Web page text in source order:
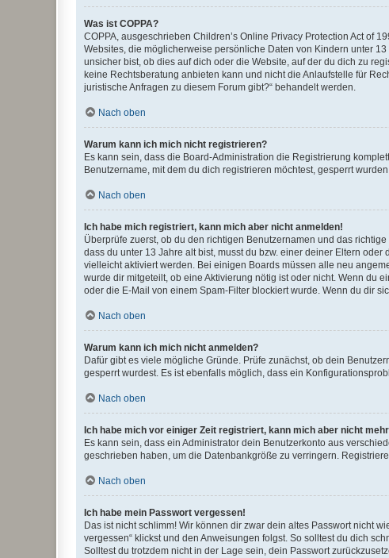
Was ist COPPA?
COPPA, ausgeschrieben Children’s Online Privacy Protection Act of
Websites, die möglicherweise persönliche Daten von Kindern unter
unsicher bist, ob dies auf dich oder die Website, auf der du dich zu
keine Rechtsberatung anbieten kann und nicht die Anlaufstelle für
juristische Anfragen zu diesem Forum gibt?“ behandelt werden.
Nach oben
Warum kann ich mich nicht registrieren?
Es kann sein, dass die Board-Administration die Registrierung
Benutzername, mit dem du dich registrieren möchtest, gesperrt
Nach oben
Ich habe mich registriert, kann mich aber nicht anmelden!
Überprüfe zuerst, ob du den richtigen Benutzernamen und das
dass du unter 13 Jahre alt bist, musst du bzw. einer deiner Eltern
vielleicht aktiviert werden. Bei einigen Boards müssen alle neu
wurde dir mitgeteilt, ob eine Aktivierung nötig ist oder nicht. Wenn du
oder die E-Mail von einem Spam-Filter blockiert wurde. Wenn du dir
Nach oben
Warum kann ich mich nicht anmelden?
Dafür gibt es viele mögliche Gründe. Prüfe zunächst, ob dein
gesperrt wurdest. Es ist ebenfalls möglich, dass ein
Nach oben
Ich habe mich vor einiger Zeit registriert, kann mich aber nicht
Es kann sein, dass ein Administrator dein Benutzerkonto aus
geschrieben haben, um die Datenbankgröße zu verringern.
Nach oben
Ich habe mein Passwort vergessen!
Das ist nicht schlimm! Wir können dir zwar dein altes Passwort nicht
vergessen“ klickst und den Anweisungen folgst. So solltest du dich
Solltest du trotzdem nicht in der Lage sein, dein Passwort